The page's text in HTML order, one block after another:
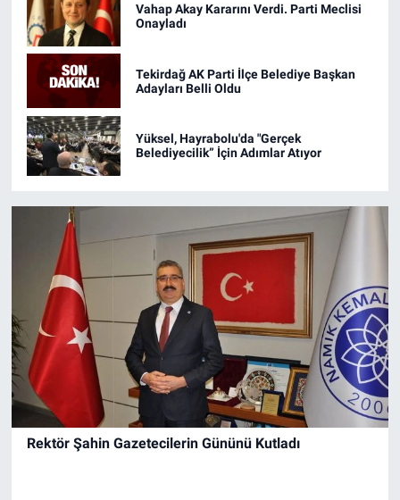
Vahap Akay Kararını Verdi. Parti Meclisi
Onayladı
Tekirdağ AK Parti İlçe Belediye Başkan
Adayları Belli Oldu
Yüksel, Hayrabolu'da "Gerçek
Belediyecilik” İçin Adımlar Atıyor
Rektör Şahin Gazetecilerin Gününü Kutladı